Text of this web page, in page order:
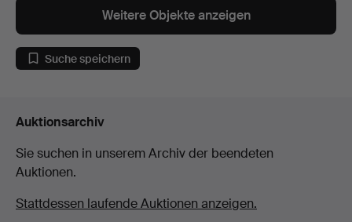
Weitere Objekte anzeigen
Suche speichern
Auktionsarchiv
Sie suchen in unserem Archiv der beendeten
Auktionen.
Stattdessen laufende Auktionen anzeigen.